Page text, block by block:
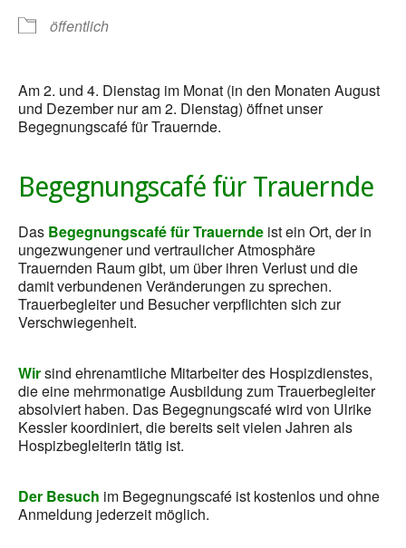
öffentlich
Am 2. und 4. Dienstag im Monat (in den Monaten August
und Dezember nur am 2. Dienstag) öffnet unser
Begegnungscafé für Trauernde.
Begegnungscafé für Trauernde
Das Begegnungscafé für Trauernde ist ein Ort, der in
ungezwungener und vertraulicher Atmosphäre
Trauernden Raum gibt, um über ihren Verlust und die
damit verbundenen Veränderungen zu sprechen.
Trauerbegleiter und Besucher verpflichten sich zur
Verschwiegenheit.
Wirsind ehrenamtliche Mitarbeiter des Hospizdienstes,
die eine mehrmonatige Ausbildung zum Trauerbegleiter
absolviert haben. Das Begegnungscafé wird von Ulrike
Kessler koordiniert, die bereits seit vielen Jahren als
Hospizbegleiterin tätig ist.
Der Besuch im Begegnungscafé ist kostenlos und ohne
Anmeldung jederzeit möglich.